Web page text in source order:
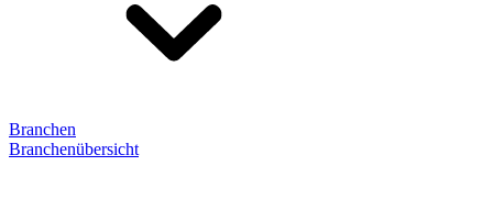
Branchen
Branchenübersicht